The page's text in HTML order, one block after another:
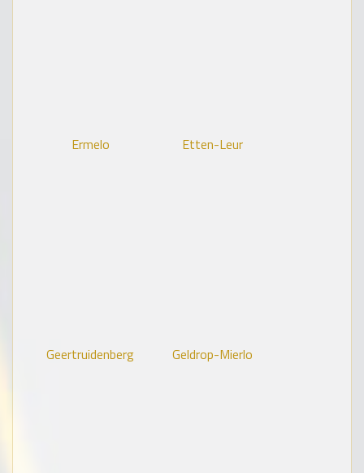
Ermelo Etten-Leur
Geertruidenberg Geldrop-Mierlo